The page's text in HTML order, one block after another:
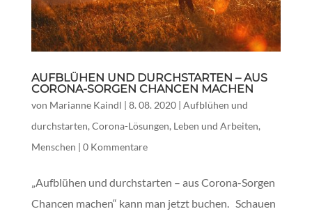
AUFBLÜHEN UND DURCHSTARTEN – AUS
CORONA-SORGEN CHANCEN MACHEN
von Marianne Kaindl | 8. 08. 2020| Aufblühen und
durchstarten, Corona-Lösungen, Leben und Arbeiten,
Menschen | 0 Kommentare
„Aufblühen und durchstarten – aus Corona-Sorgen
Chancen machen“ kann man jetzt buchen. Schauen